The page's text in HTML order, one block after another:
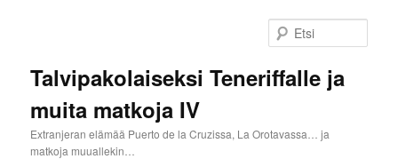
Talvipakolaiseksi Teneriffalle ja
muita matkoja IV
Extranjeran elämää Puerto de la Cruzissa, La Orotavassa… ja
matkoja muuallekin…